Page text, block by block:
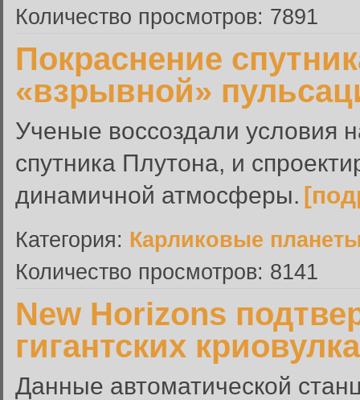
Количество просмотров: 7891
Покраснение
«взрывной»
Ученые воссоздали условия
спутника Плутона, и
динамичной атмосферы.
Категория: Карликовые
Количество просмотров: 8141
New Horizons
гигантских
Данные автоматической